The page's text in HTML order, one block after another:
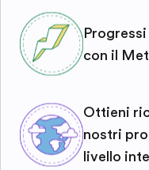
con il
Ottieni
nostri
livello